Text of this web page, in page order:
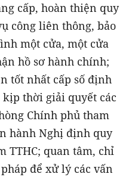
cấp, hoàn thiện quy
công liên thông, bảo
một cửa, một cửa
hồ sơ hành chính;
tốt nhất cấp số định
thời giải quyết các
Chính phủ tham
hành Nghị định quy
TTHC; quan tâm, chỉ
để xử lý các vấn